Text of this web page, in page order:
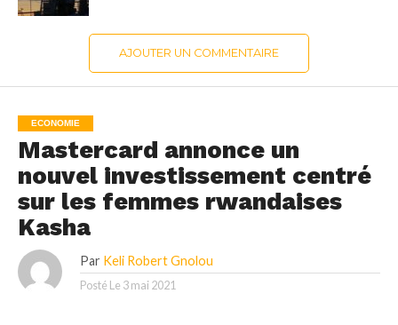
AJOUTER UN COMMENTAIRE
ECONOMIE
Mastercard annonce un
nouvel investissement centré
sur les femmes rwandaises
Kasha
Par Keli Robert Gnolou
Posté Le 3 mai 2021